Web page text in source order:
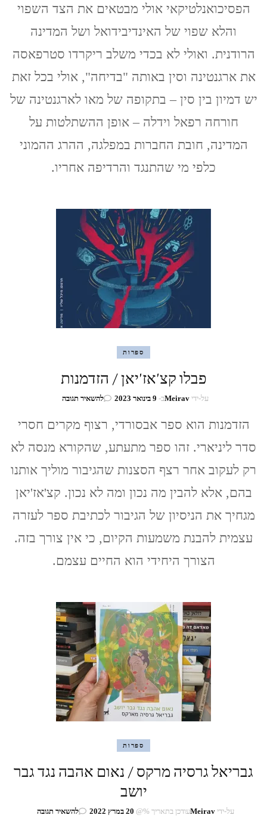
הפסיכואנלטיקאי אולי מבטאים את הצד השפוי
והלא שפוי של האינדיבידואל ושל המדינה
הרודנית. ואולי לא בכדי משלב ריקרדו סטרפאסה
את ארגנטינה וסין באותה "בדיחה", אולי בכל זאת
יש דמיון בין סין – בתקופה של מאו לארגנטינה של
חורחה רפאל וידלה – אופן ההשתלטות על
המדינה, חובת החברות במפלגה, ההרג ההמוני
כלפי מי שהתנגד והרדיפה אחריו.
ספרות
פבלו קצ'אז'יאן / הזדמנות
על-ידי Meiravב- 9 בינואר 2023 להשאיר תגובהבנושא
קצ'אז'יאן
הזדמנות
הזדמנות הוא ספר אבסורדי, רצוף מקרים חסרי
סדר ליניארי. זהו ספר מתעתע, שהקורא מנסה לא
רק לעקוב אחר רצף הסצנות שהגיבור מוליך אותנו
בהם, אלא להבין מה נכון ומה לא נכון. קצ'אז'יאן
מגחיך את הניסיון של הגיבור לכתיבת ספר לעזרה
עצמית להבנת משמעות הקיום, כי אין צורך בזה.
הצורך היחידי הוא החיים עצמם.
ספרות
גבריאל גרסיה מרקס / נאום אהבה נגד גבר
יושב
על-ידיMeiravעודכן בתאריך %@ 20 במרץ 2022 להשאיר תגובהבנושא